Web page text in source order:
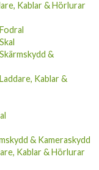
Kablar & Hörlurar
&
Kablar &
& Kameraskydd
Kablar & Hörlurar